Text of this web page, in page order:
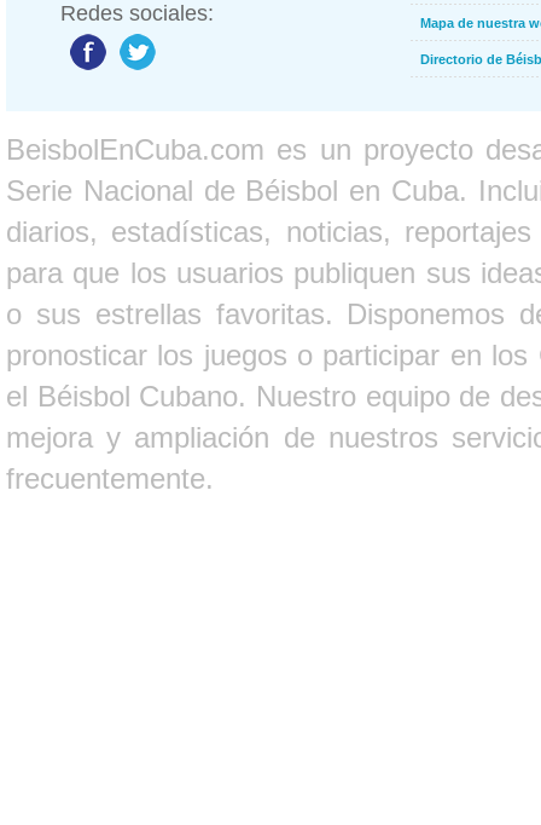
Redes sociales: Mapa de nuestra
Directorio de
BeisbolEnCuba.com es un proyecto
Serie Nacional de Béisbol en Cuba.
diarios, estadísticas, noticias,
para que los usuarios publiquen sus
o sus estrellas favoritas. Disponemos
pronosticar los juegos o participar en
el Béisbol Cubano. Nuestro equipo de
mejora y ampliación de nuestros
frecuentemente.